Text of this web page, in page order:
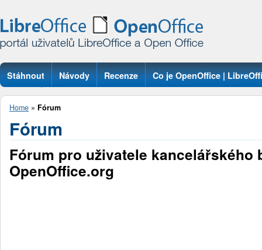
Stáhnout Návody Recenze Co je OpenOffice |
Otázky
Home » Fórum
Fórum
Fórum pro uživatele kancelářského
OpenOffice.org